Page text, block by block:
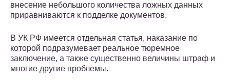
внесение небольшого количества ложных данных
приравниваются к подделке документов.
В УК РФ имеется отдельная статья, наказание по
которой подразумевает реальное тюремное
заключение, а также существенно величины штраф и
многие другие проблемы.